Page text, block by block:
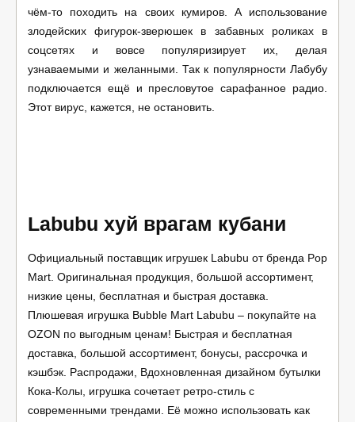
чём-то походить на своих кумиров. А использование
злодейских фигурок-зверюшек в забавных роликах в
соцсетях и вовсе популяризирует их, делая
узнаваемыми и желанными. Так к популярности Лабубу
подключается ещё и пресловутое сарафанное радио.
Этот вирус, кажется, не остановить.
Labubu хуй врагам кубани
Официальный поставщик игрушек Labubu от бренда Pop
Mart. Оригинальная продукция, большой ассортимент,
низкие цены, бесплатная и быстрая доставка.
Плюшевая игрушка Bubble Mart Labubu – покупайте на
OZON по выгодным ценам! Быстрая и бесплатная
доставка, большой ассортимент, бонусы, рассрочка и
кэшбэк. Распродажи, Вдохновленная дизайном бутылки
Кока-Колы, игрушка сочетает ретро-стиль с
современными трендами. Её можно использовать как